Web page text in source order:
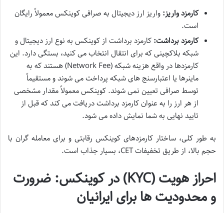
کارمزد واریز: واریز ارز دیجیتال به صرافی کوینکس معمولاً رایگان
است.
کارمزد برداشت: کارمزد برداشت از کوینکس به نوع ارز دیجیتال و
شبکه بلاکچینی که برای انتقال انتخاب می کنید، بستگی دارد. این
کارمزدها در واقع هزینه شبکه (Network Fee) هستند که به
ماینرها یا اعتبارسنج های شبکه پرداخت می شوند و مستقیماً
توسط صرافی تعیین نمی شوند. کوینکس معمولاً مقدار مشخصی
از هر ارز را به عنوان کارمزد برداشت دریافت می کند که قبل از
تایید نهایی به شما نمایش داده می شود.
به طور کلی، ساختار کارمزدهای کوینکس رقابتی و برای معامله گران با
حجم بالا، از طریق تخفیفات CET، بسیار جذاب است.
احراز هویت (KYC) در کوینکس: ضرورت
و محدودیت ها برای ایرانیان